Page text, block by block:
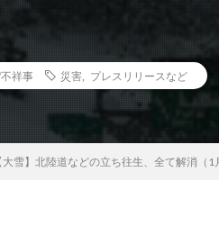
祥事 災害 プレスリリースなど
大雪】北陸道などの立ち往生、全て解消（1